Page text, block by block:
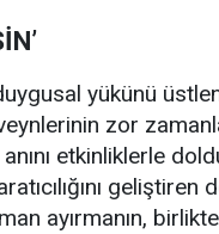
yükünü
zor
etkinliklerle
ayırmanın,